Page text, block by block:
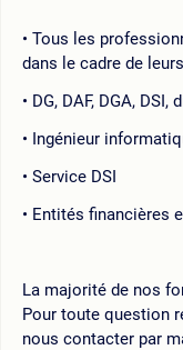
Tous les
dans le cadre de
DG, DAF, DGA,
Ingénieur
Service DSI
Entités financières
La majorité de nos
Pour toute question
nous contacter par